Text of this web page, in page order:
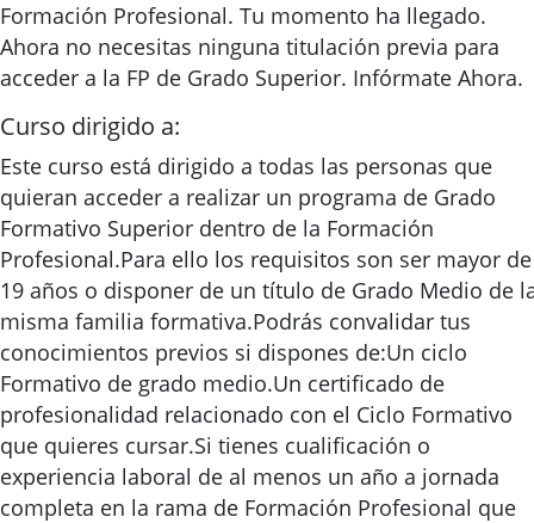
Formación Profesional. Tu momento ha llegado.
Ahora no necesitas ninguna titulación previa para
acceder a la FP de Grado Superior. Infórmate Ahora.
Curso dirigido a:
Este curso está dirigido a todas las personas que
quieran acceder a realizar un programa de Grado
Formativo Superior dentro de la Formación
Profesional.Para ello los requisitos son ser mayor de
19 años o disponer de un título de Grado Medio de
misma familia formativa.Podrás convalidar tus
conocimientos previos si dispones de:Un ciclo
Formativo de grado medio.Un certificado de
profesionalidad relacionado con el Ciclo Formativo
que quieres cursar.Si tienes cualificación o
experiencia laboral de al menos un año a jornada
completa en la rama de Formación Profesional que